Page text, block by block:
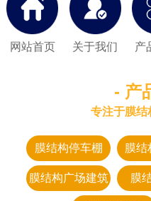
网站首页 关于我们 产
- 产
专注于膜结
膜结构停车棚 膜结
膜结构广场建筑 膜